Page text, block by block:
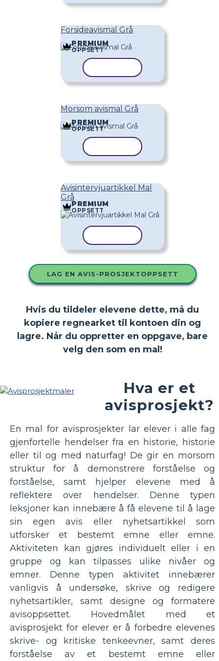
Forsideavismal Grå
PREMIUM
OPPSETT
Morsom avismal Grå
PREMIUM
OPPSETT
Avisintervjuartikkel Mal
Grå
PREMIUM
OPPSETT
LAG EN AVIS-PROSJEKTOPPSETT
Hvis du tildeler elevene dette, må du
kopiere regnearket til kontoen din og
lagre. Når du oppretter en oppgave, bare
velg den som en mal!
Hva er et
avisprosjekt?
En mal for avisprosjekter lar elever i alle fag
gjenfortelle hendelser fra en historie, historie
eller til og med naturfag! De gir en morsom
struktur for å demonstrere forståelse og
forståelse, samt hjelper elevene med å
reflektere over hendelser. Denne typen
leksjoner kan innebære å få elevene til å lage
sin egen avis eller nyhetsartikkel som
utforsker et bestemt emne eller emne.
Aktiviteten kan gjøres individuelt eller i en
gruppe og kan tilpasses ulike nivåer og
emner. Denne typen aktivitet innebærer
vanligvis å undersøke, skrive og redigere
nyhetsartikler, samt designe og formatere
avisoppsettet. Hovedmålet med et
avisprosjekt for elever er å forbedre elevenes
skrive- og kritiske tenkeevner, samt deres
forståelse av et bestemt emne eller